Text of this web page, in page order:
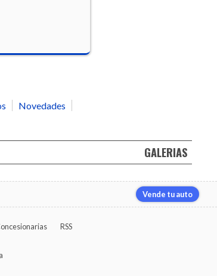
Novedades
GALERIAS
Vende tu auto
RSS